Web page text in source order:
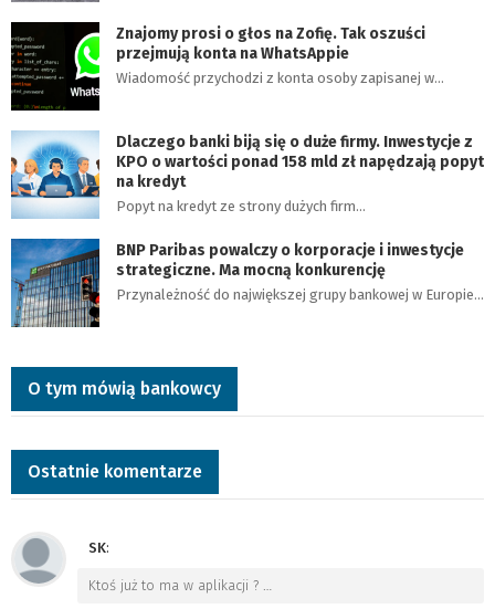
Znajomy prosi o głos na Zofię. Tak oszuści
przejmują konta na WhatsAppie
Wiadomość przychodzi z konta osoby zapisanej w…
Dlaczego banki biją się o duże firmy. Inwestycje z
KPO o wartości ponad 158 mld zł napędzają popyt
na kredyt
Popyt na kredyt ze strony dużych firm…
BNP Paribas powalczy o korporacje i inwestycje
strategiczne. Ma mocną konkurencję
Przynależność do największej grupy bankowej w Europie…
O tym mówią bankowcy
Ostatnie komentarze
SK:
Ktoś już to ma w aplikacji ? …